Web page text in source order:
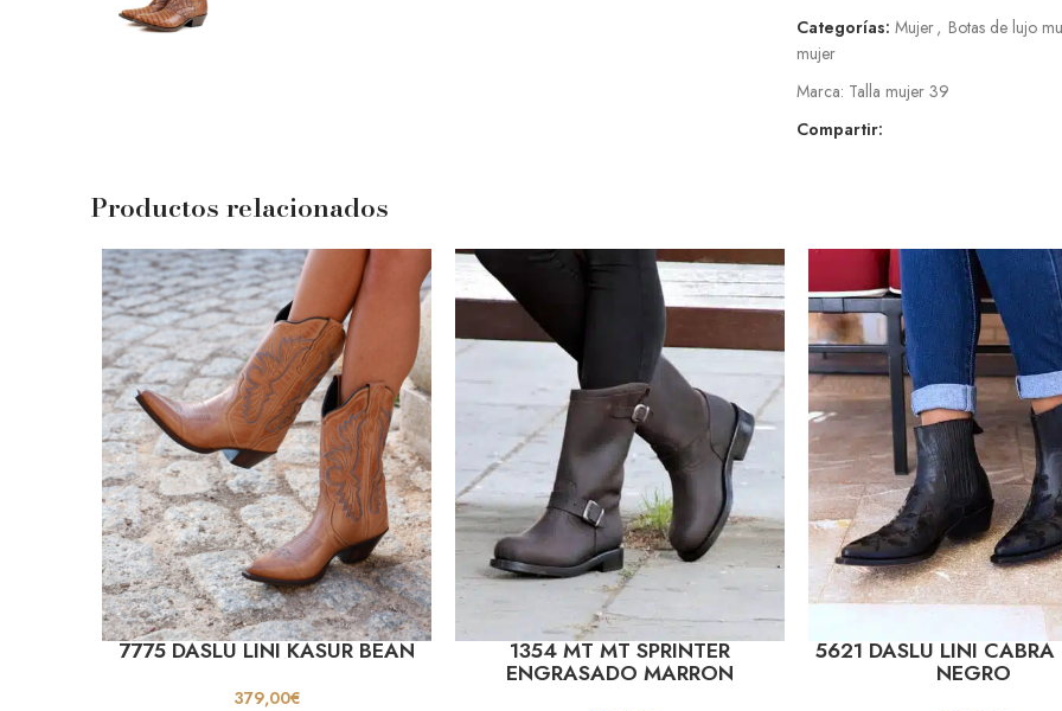
Categorías: Mujer, Botas de lujo
mujer
Marca: Talla mujer 39
Compartir:
Productos relacionados
7775 DASLU LINI KASUR BEAN
379,00€
1354 MT MT SPRINTER
ENGRASADO MARRON
5621 DASLU LINI
NEGRO